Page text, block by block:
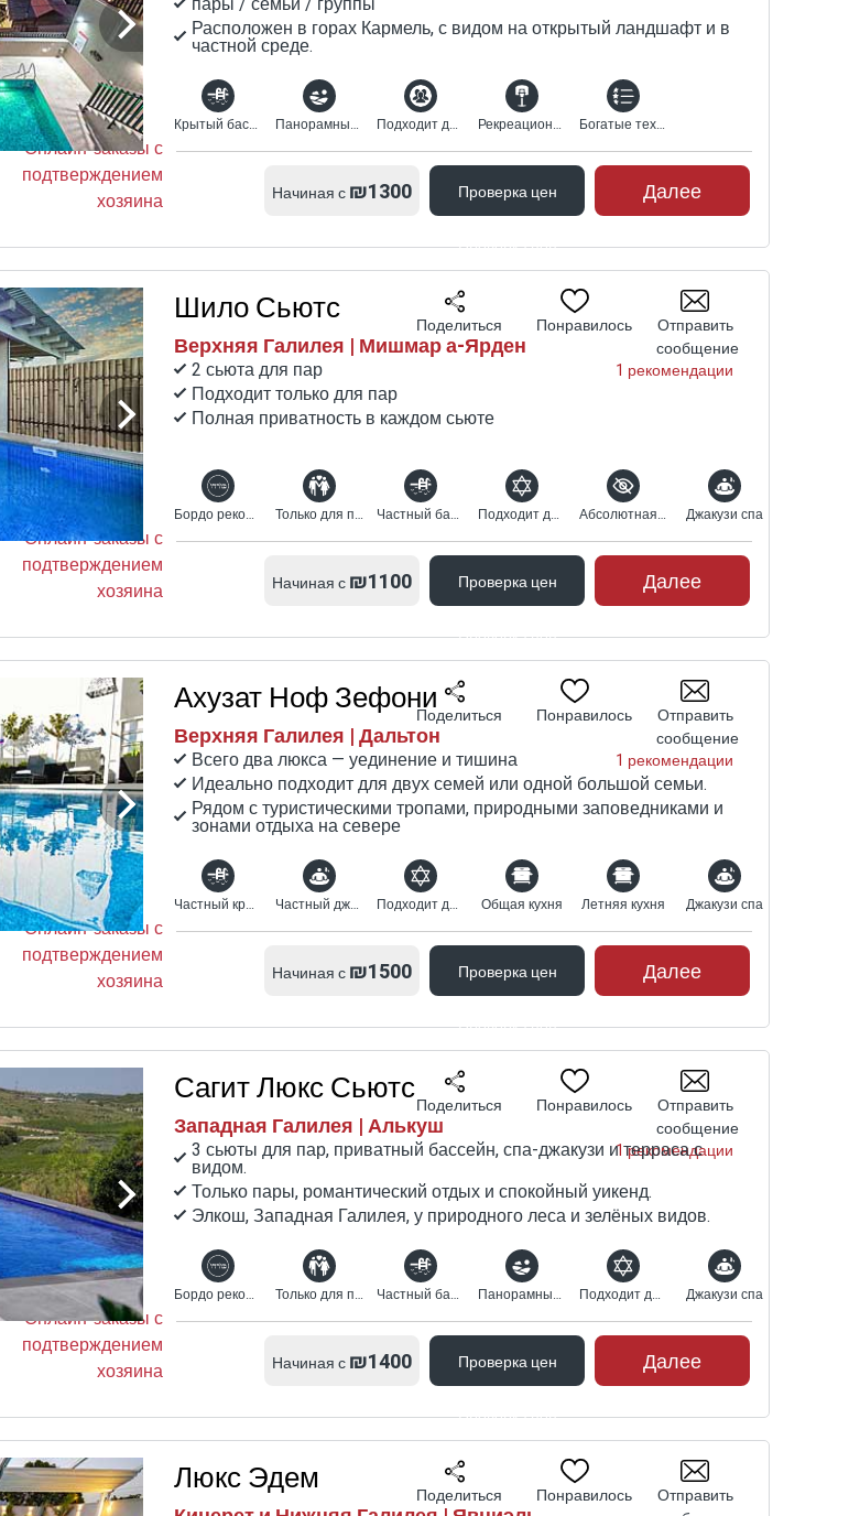
Расположен в горах Кармель, с видом на открытый ландшафт и в
частной среде.
Крытый бассейн с подогревом Панорамный вид Подходит для групп Рекреационный комплекс Богатые технические характеристики
Онлайн-заказы с
подтверждением
хозяина
Начиная с₪1300 Проверка цен
Проверка цен
Далее
Шило Сьютс
Верхняя Галилея | Мишмар а-Ярден
1 рекомендации
2 сьюта для пар
Подходит только для пар
Полная приватность в каждом сьюте
Поделиться Понравилось
Отправить
сообщение
Бордо рекомендует Только для пар Частный бассейн с подогревом Подходит для религиозных Абсолютная конфиденциальность Джакузи спа
Онлайн-заказы с
подтверждением
хозяина
Начиная с₪1100 Проверка цен
Проверка цен
Далее
Ахузат Ноф Зефони
Верхняя Галилея | Дальтон
1 рекомендации
Всего два люкса — уединение и тишина
Идеально подходит для двух семей или одной большой семьи.
Рядом с туристическими тропами, природными заповедниками и
зонами отдыха на севере
Поделиться Понравилось
Отправить
сообщение
Частный крытый бассейн с подогревом Частный джакузи-спа Подходит для религиозных Общая кухня Летняя кухня Джакузи спа
Онлайн-заказы с
подтверждением
хозяина
Начиная с₪1500 Проверка цен
Проверка цен
Далее
Сагит Люкс Сьютс
Западная Галилея | Алькуш
1 рекомендации
3 сьюты для пар, приватный бассейн, спа-джакузи и терраса с
видом.
Только пары, романтический отдых и спокойный уикенд.
Элкош, Западная Галилея, у природного леса и зелёных видов.
Поделиться Понравилось
Отправить
сообщение
Бордо рекомендует Только для пар Частный бассейн Панорамный вид Подходит для религиозных Джакузи спа
Онлайн-заказы с
подтверждением
хозяина
Начиная с₪1400 Проверка цен
Проверка цен
Далее
Люкс Эдем Поделиться Понравилось
Отправить